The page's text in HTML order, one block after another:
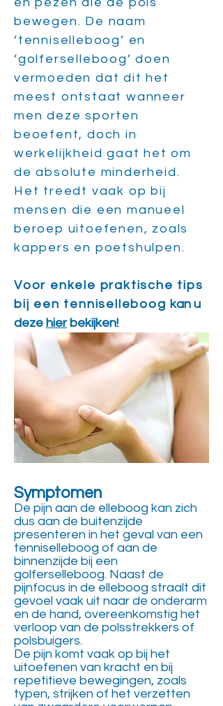
bewegen. De naam
‘tenniselleboog’ en
‘golferselleboog’ doen
vermoeden dat dit het
meest ontstaat wanneer
men deze sporten
beoefent, doch in
werkelijkheid gaat het om
de absolute minderheid.
Het treedt vaak op bij
mensen die een manueel
beroep uitoefenen, zoals
kappers en poetshulpen.
Voor enkele praktische tips
bij een tenniselleboog kan u
deze hierbekijken!
Symptomen
De pijn aan de elleboog kan zich
dus aan de buitenzijde
presenteren in het geval van een
tenniselleboog of aan de
binnenzijde bij een
golferselleboog. Naast de
pijnfocus in de elleboog straalt dit
gevoel vaak uit naar de onderarm
en de hand, overeenkomstig het
verloop van de polsstrekkers of
polsbuigers.
De pijn komt vaak op bij het
uitoefenen van kracht en bij
repetitieve bewegingen, zoals
typen, strijken of het verzetten